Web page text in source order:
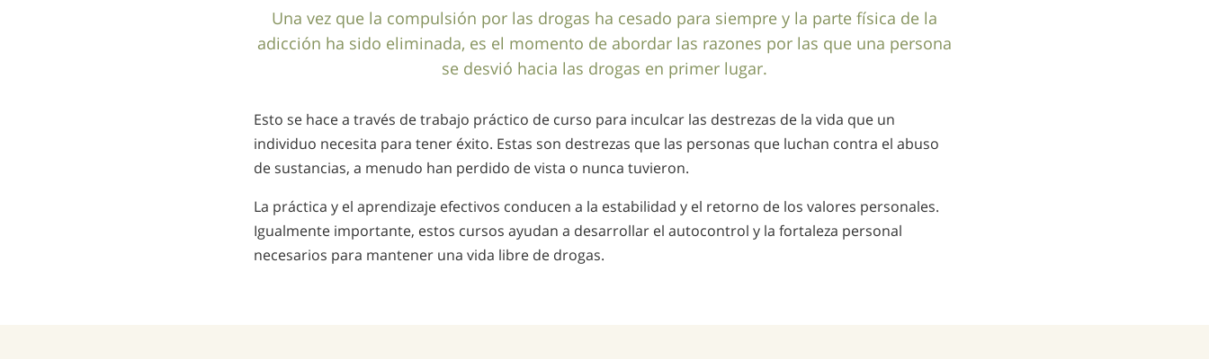
Una vez que la compulsión por las drogas ha cesado para siempre y la parte física de la
adicción ha sido eliminada, es el momento de abordar las razones por las que una persona
se desvió hacia las drogas en primer lugar.
Esto se hace a través de trabajo práctico de curso para inculcar las destrezas de la vida que un
individuo necesita para tener éxito. Estas son destrezas que las personas que luchan contra el abuso
de sustancias, a menudo han perdido de vista o nunca tuvieron.
La práctica y el aprendizaje efectivos conducen a la estabilidad y el retorno de los valores personales.
Igualmente importante, estos cursos ayudan a desarrollar el autocontrol y la fortaleza personal
necesarios para mantener una vida libre de drogas.